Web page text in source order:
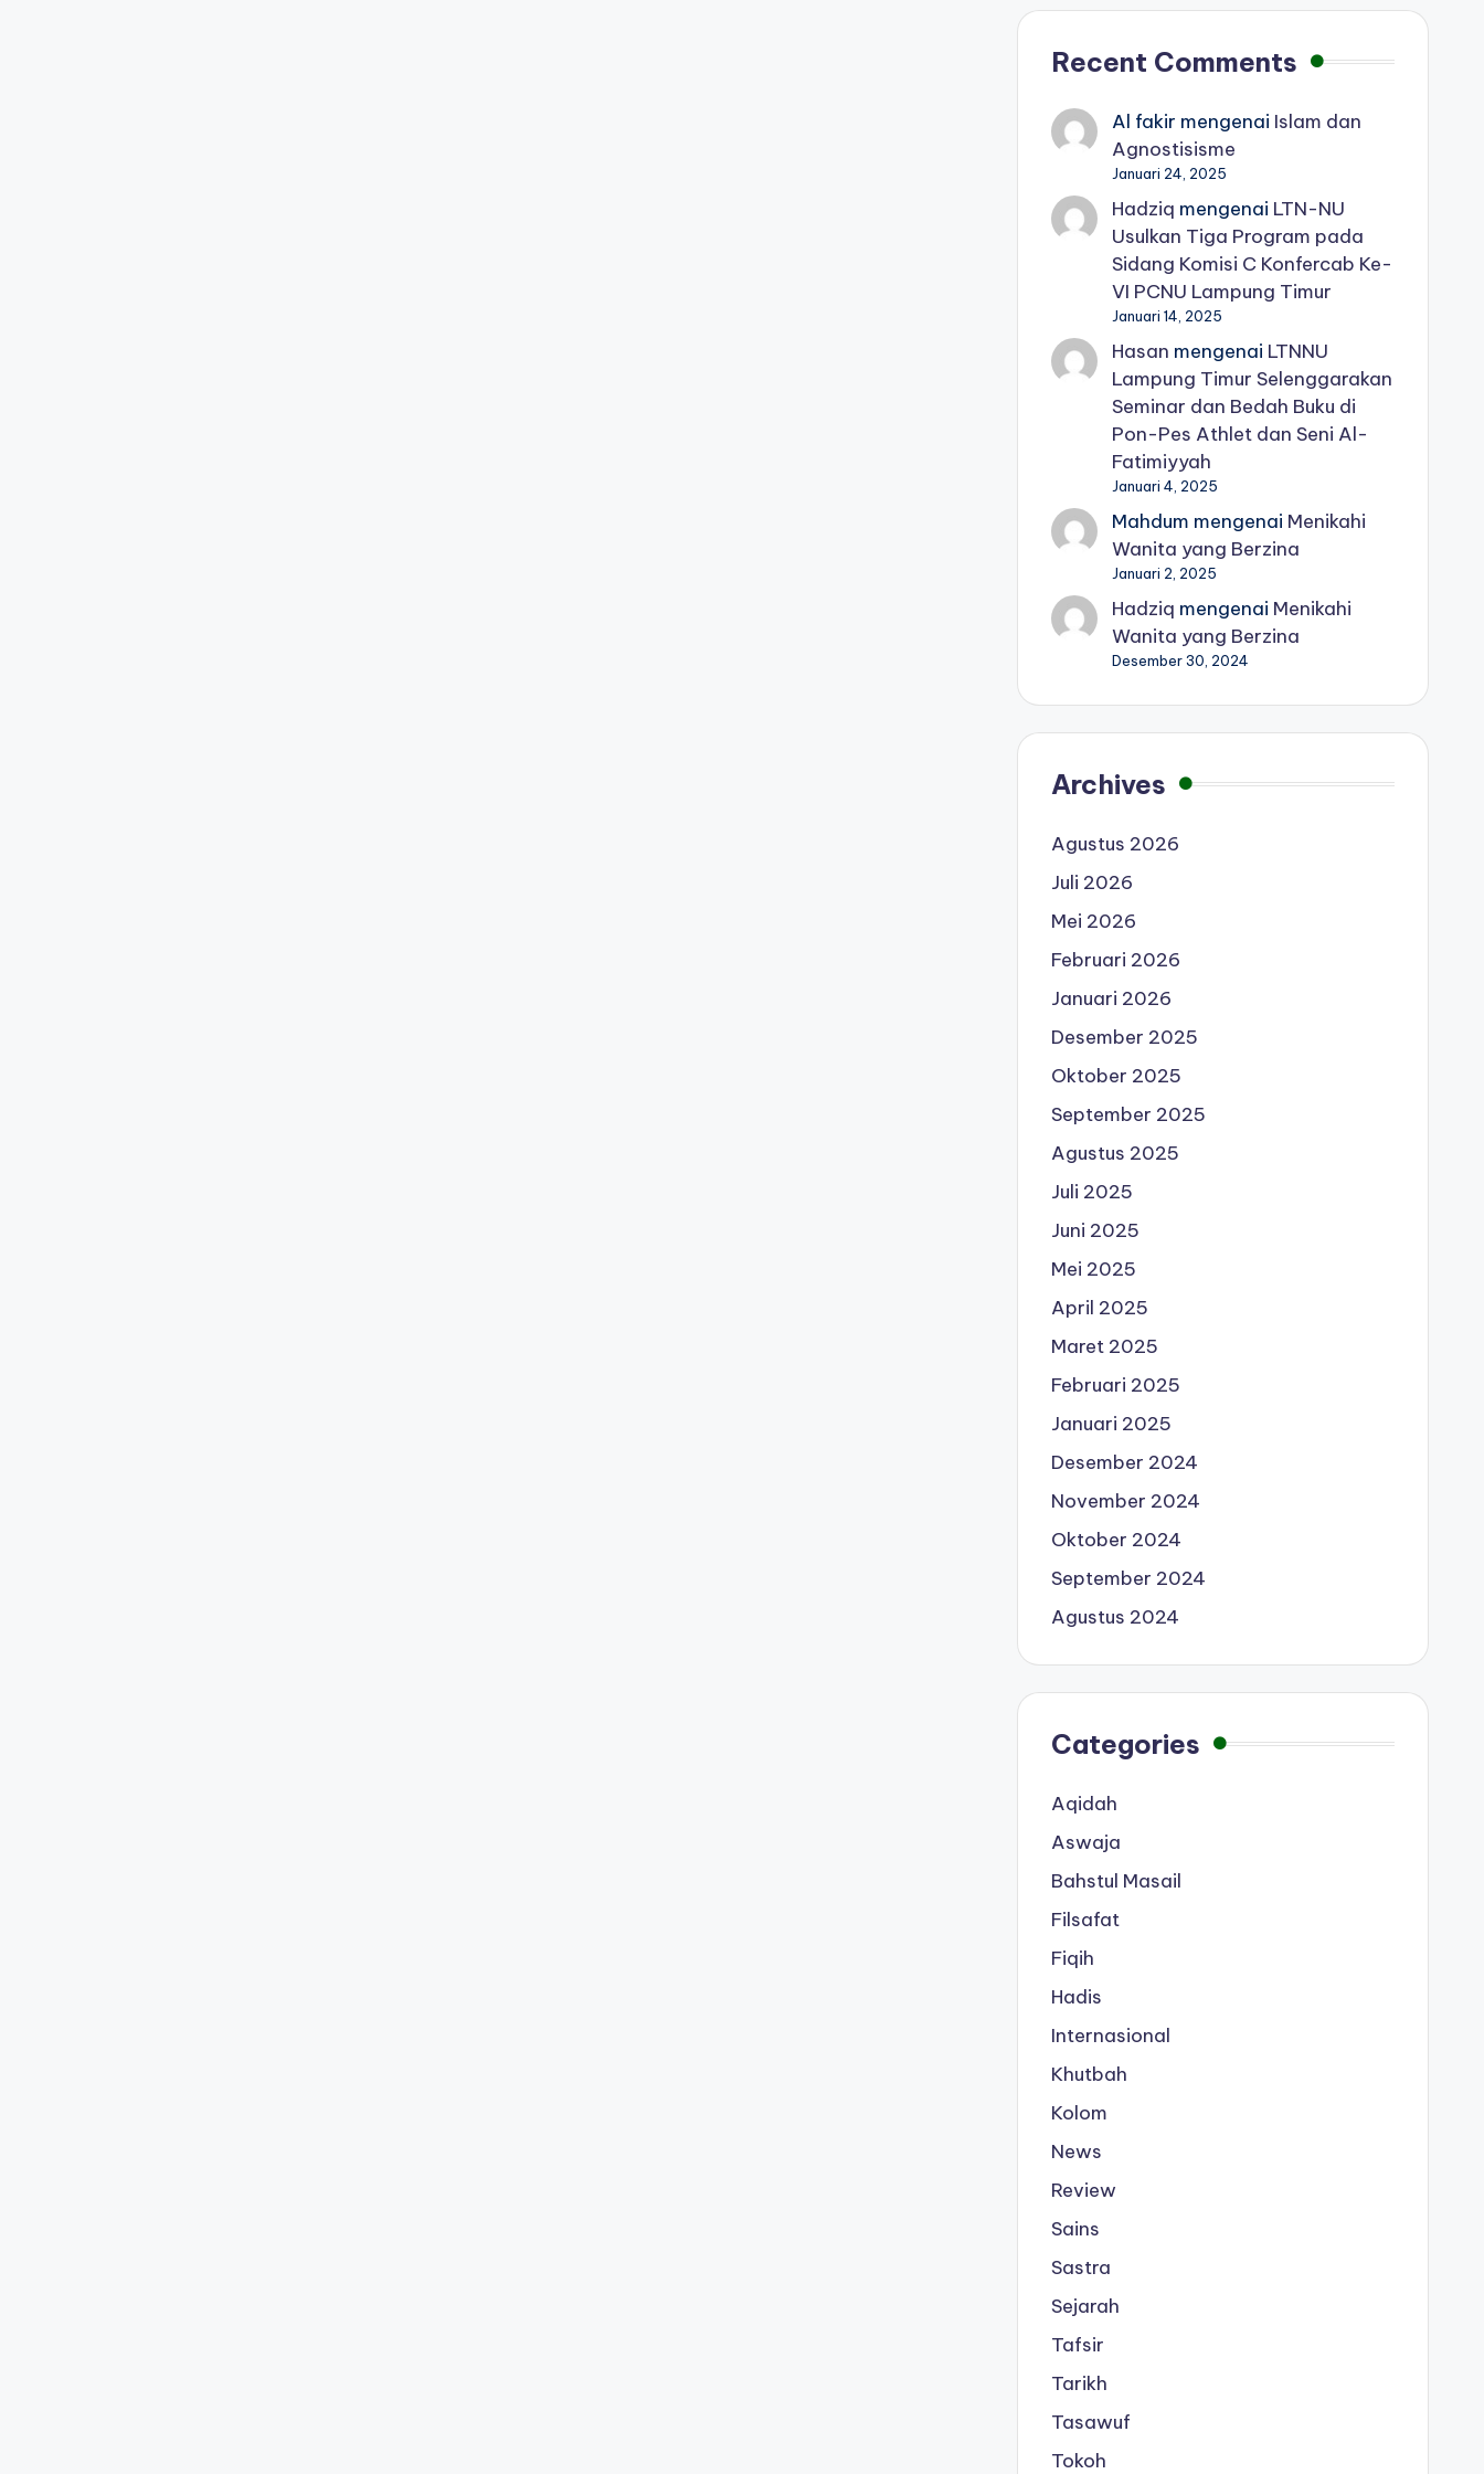
Recent Comments
Al fakir mengenai Islam dan
Agnostisisme
Januari 24, 2025
Hadziq mengenai LTN-NU
Usulkan Tiga Program pada
Sidang Komisi C Konfercab Ke-
VI PCNU Lampung Timur
Januari 14, 2025
Hasan mengenai LTNNU
Lampung Timur Selenggarakan
Seminar dan Bedah Buku di
Pon-Pes Athlet dan Seni Al-
Fatimiyyah
Januari 4, 2025
Mahdum mengenai Menikahi
Wanita yang Berzina
Januari 2, 2025
Hadziq mengenai Menikahi
Wanita yang Berzina
Desember 30, 2024
Archives
Agustus 2026
Juli 2026
Mei 2026
Februari 2026
Januari 2026
Desember 2025
Oktober 2025
September 2025
Agustus 2025
Juli 2025
Juni 2025
Mei 2025
April 2025
Maret 2025
Februari 2025
Januari 2025
Desember 2024
November 2024
Oktober 2024
September 2024
Agustus 2024
Categories
Aqidah
Aswaja
Bahstul Masail
Filsafat
Fiqih
Hadis
Internasional
Khutbah
Kolom
News
Review
Sains
Sastra
Sejarah
Tafsir
Tarikh
Tasawuf
Tokoh